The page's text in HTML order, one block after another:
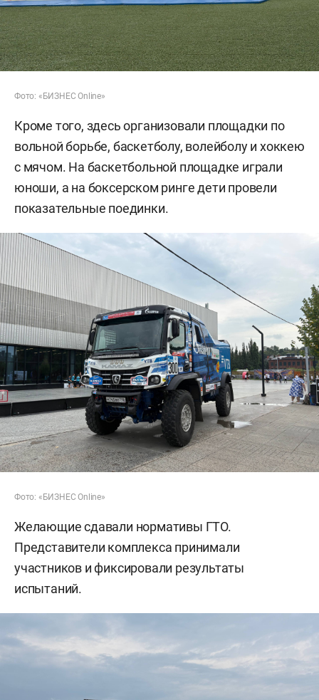
Фото: «БИЗНЕС Online»
Кроме того, здесь организовали площадки по
вольной борьбе, баскетболу, волейболу и хоккею
с мячом. На баскетбольной площадке играли
юноши, а на боксерском ринге дети провели
показательные поединки.
Фото: «БИЗНЕС Online»
Желающие сдавали нормативы ГТО.
Представители комплекса принимали
участников и фиксировали результаты
испытаний.